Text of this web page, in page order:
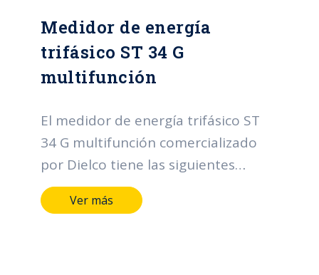
Medidor de energía
trifásico ST 34 G
multifunción
El medidor de energía trifásico ST
34 G multifunción comercializado
por Dielco tiene las siguientes
características: Clase de protección:
IP54 IEC 60529 Voltajes: 3x57/99--
Ver más